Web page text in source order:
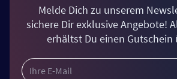
Melde Dich zu unserem
sichere Dir exklusive Angebote!
erhältst Du einen Gutschein